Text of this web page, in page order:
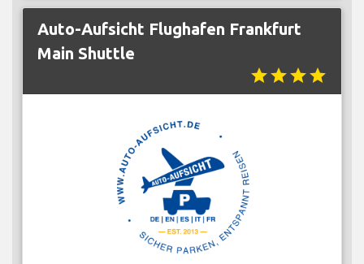
Auto-Aufsicht Flughafen Frankfurt
Main Shuttle
starstarstarstar